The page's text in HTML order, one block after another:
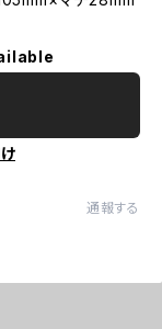
通報する